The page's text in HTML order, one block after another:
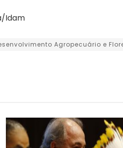
Idam
Agropecuário e